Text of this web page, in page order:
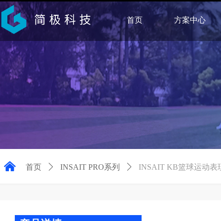
首页 方案中心
낀 首页 ꄲ INSAIT PRO系列 ꄲ INSAIT KB篮球运动表